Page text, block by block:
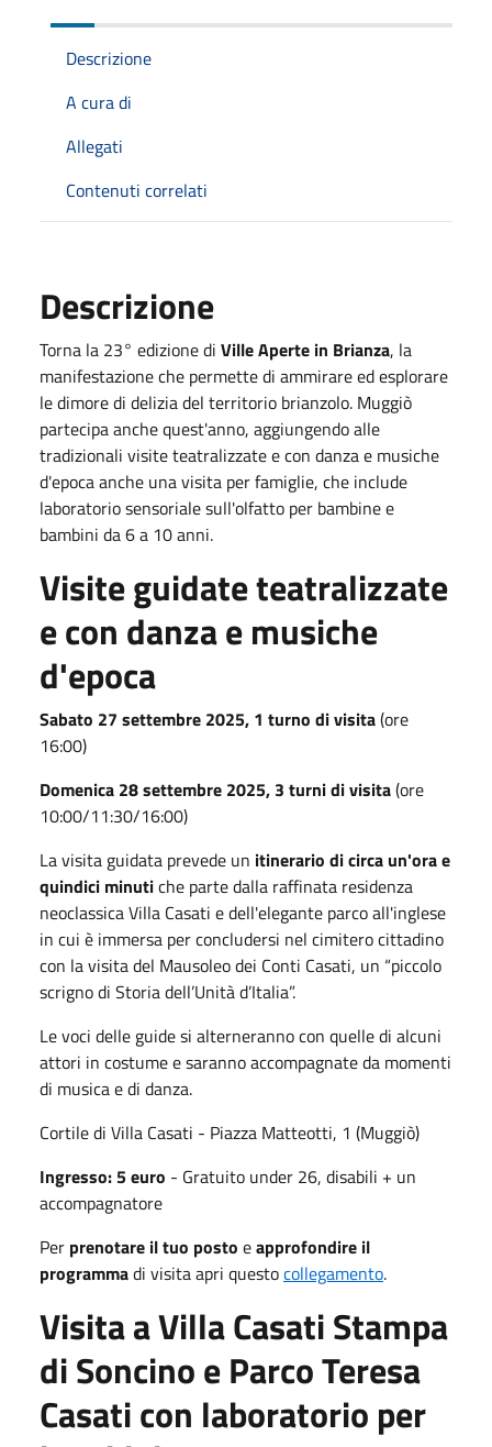
Descrizione
A cura di
Allegati
Contenuti correlati
Descrizione
Torna la 23° edizione di Ville Aperte in Brianza, la
manifestazione che permette di ammirare ed esplorare
le dimore di delizia del territorio brianzolo. Muggiò
partecipa anche quest'anno, aggiungendo alle
tradizionali visite teatralizzate e con danza e musiche
d'epoca anche una visita per famiglie, che include
laboratorio sensoriale sull'olfatto per bambine e
bambini da 6 a 10 anni.
Visite guidate teatralizzate
e con danza e musiche
d'epoca
Sabato 27 settembre 2025, 1 turno di visita(ore
16:00)
Domenica 28 settembre 2025, 3 turni di visita(ore
10:00/11:30/16:00)
La visita guidata prevede un itinerario di circa un'ora e
quindici minutiche parte dalla raffinata residenza
neoclassica Villa Casati e dell'elegante parco all'inglese
in cui è immersa per concludersi nel cimitero cittadino
con la visita del Mausoleo dei Conti Casati, un “piccolo
scrigno di Storia dell’Unità d’Italia”.
Le voci delle guide si alterneranno con quelle di alcuni
attori in costume e saranno accompagnate da momenti
di musica e di danza.
Cortile di Villa Casati - Piazza Matteotti, 1 (Muggiò)
Ingresso: 5 euro - Gratuito under 26, disabili + un
accompagnatore
Per prenotare il tuo posto eapprofondire il
programmadi visita apri questocollegamento.
Visita a Villa Casati Stampa
di Soncino e Parco Teresa
Casati con laboratorio per